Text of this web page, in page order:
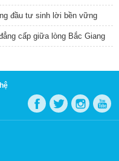
đầu tư sinh lời bền vững
cấp giữa lòng Bắc Giang